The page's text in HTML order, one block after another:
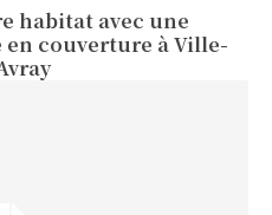
habitat avec une
couverture à Ville-